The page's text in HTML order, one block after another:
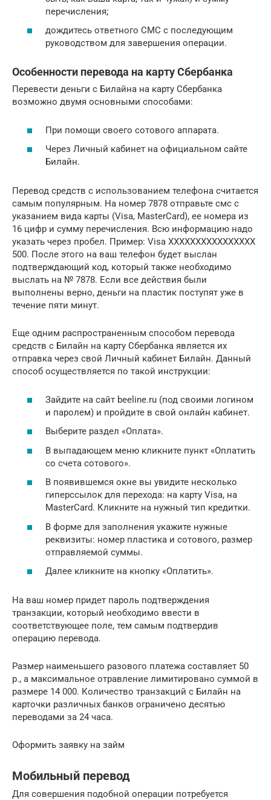
перечисления;
дождитесь ответного СМС с последующим
руководством для завершения операции.
Особенности перевода на карту Сбербанка
Перевести деньги с Билайна на карту Сбербанка
возможно двумя основными способами:
При помощи своего сотового аппарата.
Через Личный кабинет на официальном сайте
Билайн.
Перевод средств с использованием телефона считается
самым популярным. На номер 7878 отправьте смс с
указанием вида карты (Visa, MasterCard), ее номера из
16 цифр и сумму перечисления. Всю информацию надо
указать через пробел. Пример: Visa XXXXXXXXXXXXXXXX
500. После этого на ваш телефон будет выслан
подтверждающий код, который также необходимо
выслать на № 7878. Если все действия были
выполнены верно, деньги на пластик поступят уже в
течение пяти минут.
Еще одним распространенным способом перевода
средств с Билайн на карту Сбербанка является их
отправка через свой Личный кабинет Билайн. Данный
способ осуществляется по такой инструкции:
Зайдите на сайт beeline.ru (под своими логином
и паролем) и пройдите в свой онлайн кабинет.
Выберите раздел «Оплата».
В выпадающем меню кликните пункт «Оплатить
со счета сотового».
В появившемся окне вы увидите несколько
гиперссылок для перехода: на карту Visa, на
MasterCard. Кликните на нужный тип кредитки.
В форме для заполнения укажите нужные
реквизиты: номер пластика и сотового, размер
отправляемой суммы.
Далее кликните на кнопку «Оплатить».
На ваш номер придет пароль подтверждения
транзакции, который необходимо ввести в
соответствующее поле, тем самым подтвердив
операцию перевода.
Размер наименьшего разового платежа составляет 50
р., а максимальное отравление лимитировано суммой в
размере 14 000. Количество транзакций с Билайн на
карточки различных банков ограничено десятью
переводами за 24 часа.
Оформить заявку на займ
Мобильный перевод
Для совершения подобной операции потребуется